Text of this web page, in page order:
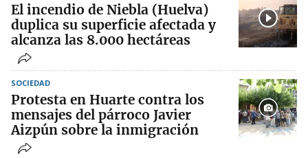
El incendio de Niebla (Huelva)
duplica su superficie afectada y
alcanza las 8.000 hectáreas
SOCIEDAD
Protesta en Huarte contra los
mensajes del párroco Javier
Aizpún sobre la inmigración